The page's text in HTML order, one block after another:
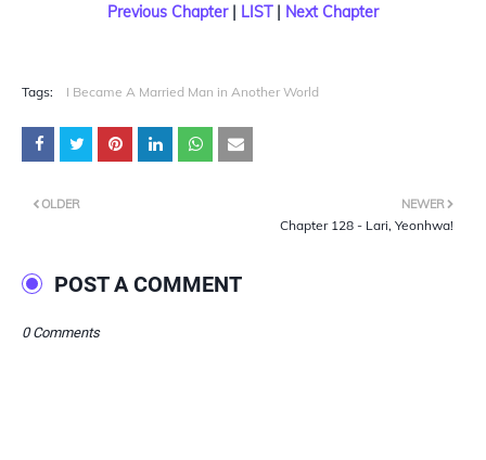
Previous Chapter LIST Next Chapter
Tags: I Became A Married Man in Another World
NEWER
Chapter 128 - Lari, Yeonhwa!
OLDER
POST A COMMENT
0 Comments